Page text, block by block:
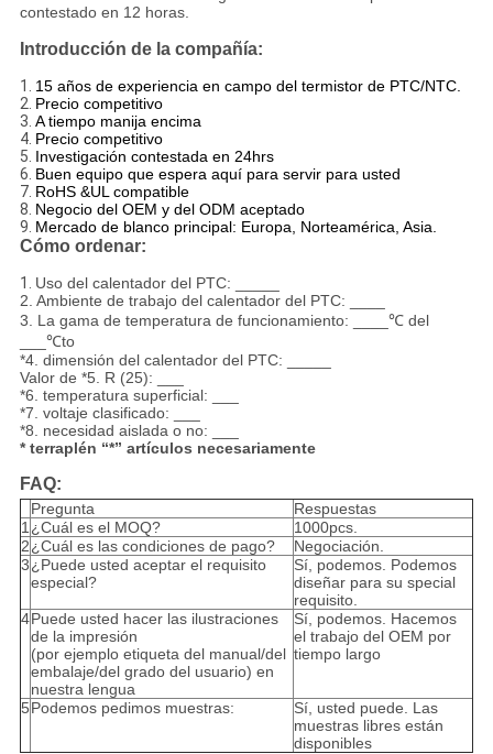
contestado en 12 horas.
Introducción de la compañía:
1. 15 años de experiencia en campo del termistor de PTC/NTC.
2. Precio competitivo
3. A tiempo manija encima
4. Precio competitivo
5. Investigación contestada en 24hrs
6. Buen equipo que espera aquí para servir para usted
7. RoHS &UL compatible
8. Negocio del OEM y del ODM aceptado
9. Mercado de blanco principal: Europa, Norteamérica, Asia.
Cómo ordenar:
1. Uso del calentador del PTC: _____
2. Ambiente de trabajo del calentador del PTC: ____
3. La gama de temperatura de funcionamiento: ____℃ del
___℃to
*4. dimensión del calentador del PTC: _____
Valor de *5. R (25): ___
*6. temperatura superficial: ___
*7. voltaje clasificado: ___
*8. necesidad aislada o no: ___
* terraplén “*” artículos necesariamente
FAQ:
Pregunta
Respuestas
1¿Cuál es el MOQ?
1000pcs.
2¿Cuál es las condiciones de pago?
Negociación.
3¿Puede usted aceptar el requisito
especial?
Sí, podemos. Podemos
diseñar para su special
requisito.
4Puede usted hacer las ilustraciones
de la impresión
(por ejemplo etiqueta del manual/del
embalaje/del grado del usuario) en
nuestra lengua
Sí, podemos. Hacemos
el trabajo del OEM por
tiempo largo
5Podemos pedimos muestras:
Sí, usted puede. Las
muestras libres están
disponibles